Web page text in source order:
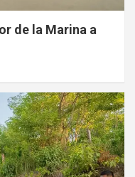
de la Marina a